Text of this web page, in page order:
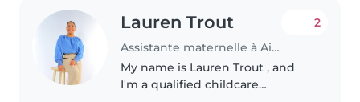
Lauren Trout
Assistante maternelle à Aix-en-Provence
2
My name is Lauren Trout , and
I'm a qualified childcare